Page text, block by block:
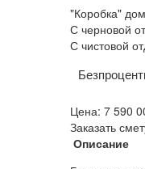
"Коробка"
С черновой
С чистовой
Цена: 7 590
Заказать
Описание